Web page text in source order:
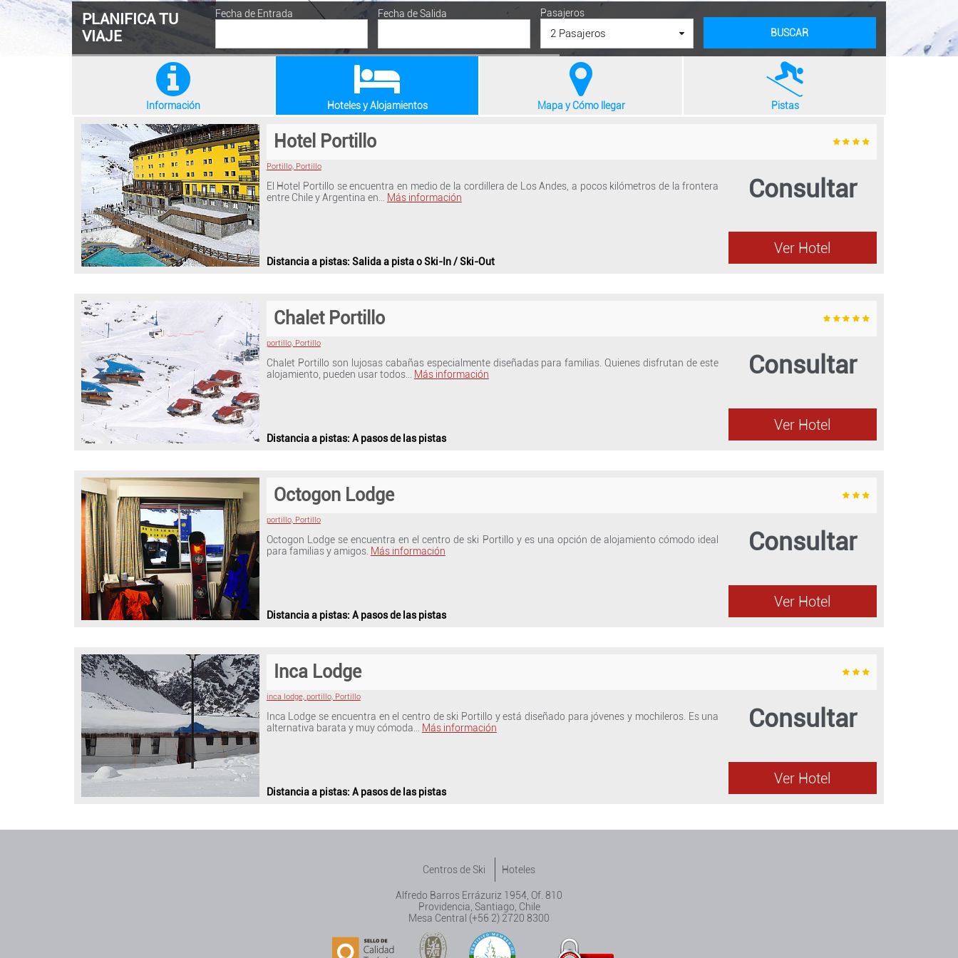
PLANIFICA TU
VIAJE
Fecha de Entrada Fecha de Salida Pasajeros
2 Pasajeros BUSCAR
Información Hoteles y Alojamientos Mapa y Cómo llegar Pistas
Hotel Portillo
Portillo, Portillo
El Hotel Portillo se encuentra en medio de la cordillera de Los Andes, a pocos kilómetros de la frontera
entre Chile y Argentina en…
Más información
Distancia a pistas: Salida a pista o Ski-In / Ski-Out
Consultar
Ver Hotel
Chalet Portillo
portillo, Portillo
Chalet Portillo son lujosas cabañas especialmente diseñadas para familias. Quienes disfrutan de este
alojamiento, pueden usar todos…
Más información
Distancia a pistas: A pasos de las pistas
Consultar
Ver Hotel
Octogon Lodge
portillo, Portillo
Octogon Lodge se encuentra en el centro de ski Portillo y es una opción de alojamiento cómodo ideal
para familias y amigos. Más información
Distancia a pistas: A pasos de las pistas
Consultar
Ver Hotel
Inca Lodge
inca lodge, portillo, Portillo
Inca Lodge se encuentra en el centro de ski Portillo y está diseñado para jóvenes y mochileros. Es una
alternativa barata y muy cómoda…
Más información
Distancia a pistas: A pasos de las pistas
Consultar
Ver Hotel
Centros de Ski Hoteles
Alfredo Barros Errázuriz 1954, Of. 810
Providencia, Santiago, Chile
Mesa Central (+56 2) 2720 8300